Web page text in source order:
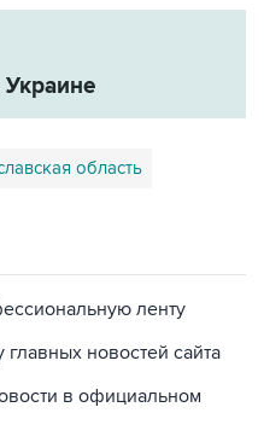
область
ленту
новостей сайта
в официальном